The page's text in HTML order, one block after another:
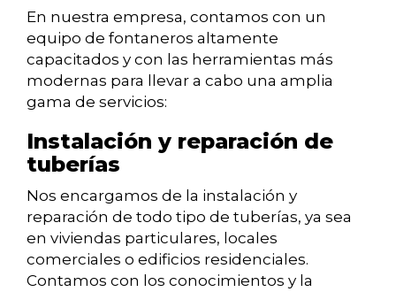
En nuestra empresa, contamos con un
equipo de fontaneros altamente
capacitados y con las herramientas más
modernas para llevar a cabo una amplia
gama de servicios:
Instalación y reparación de
tuberías
Nos encargamos de la instalación y
reparación de todo tipo de tuberías, ya sea
en viviendas particulares, locales
comerciales o edificios residenciales.
Contamos con los conocimientos y la